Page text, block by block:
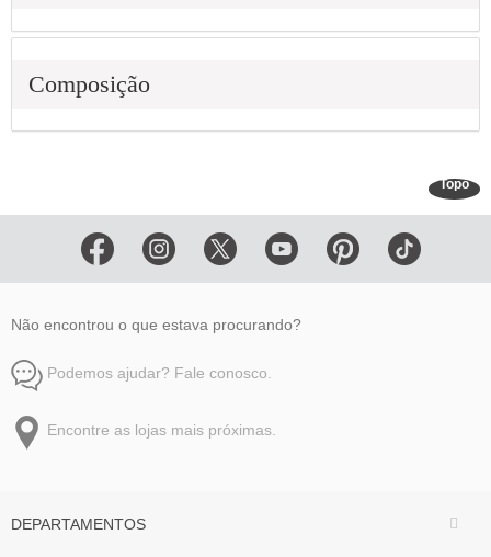
Composição
Topo
Não encontrou o que estava procurando?
Podemos ajudar? Fale conosco.
Encontre as lojas mais próximas.
DEPARTAMENTOS